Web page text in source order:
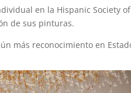
en la Hispanic Society
de sus pinturas.
más reconocimiento en